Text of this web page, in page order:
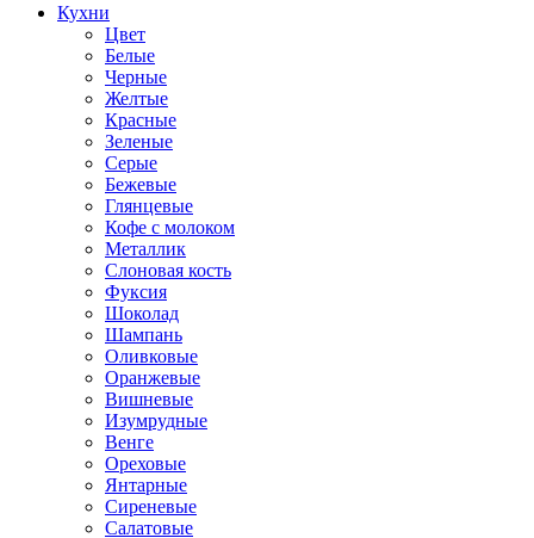
Кухни
Цвет
Белые
Черные
Желтые
Красные
Зеленые
Серые
Бежевые
Глянцевые
Кофе с молоком
Металлик
Слоновая кость
Фуксия
Шоколад
Шампань
Оливковые
Оранжевые
Вишневые
Изумрудные
Венге
Ореховые
Янтарные
Сиреневые
Салатовые